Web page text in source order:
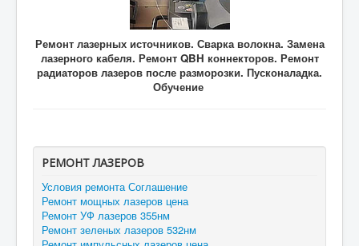
Ремонт лазерных источников. Сварка волокна. Замена
лазерного кабеля. Ремонт QBH коннекторов. Ремонт
радиаторов лазеров после разморозки. Пусконаладка.
Обучение
РЕМОНТ ЛАЗЕРОВ
Условия ремонта Соглашение
Ремонт мощных лазеров цена
Ремонт УФ лазеров 355нм
Ремонт зеленых лазеров 532нм